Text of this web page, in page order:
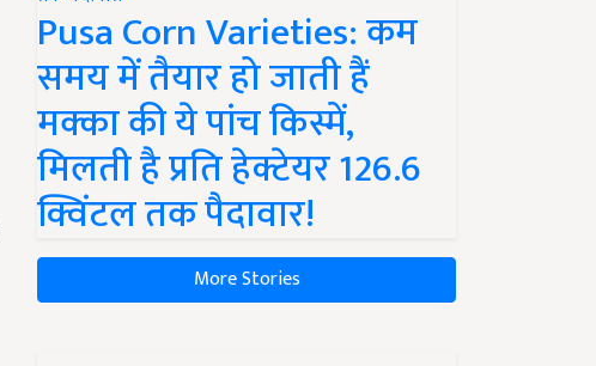
Pusa Corn Varieties: कम
समय में तैयार हो जाती हैं
मक्का की ये पांच किस्में,
मिलती है प्रति हेक्टेयर 126.6
क्विंटल तक पैदावार!
More Stories